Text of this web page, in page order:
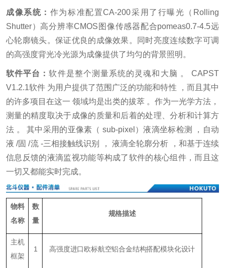
成像系统： 作为标准配置CA-200采用了行曝光（Rolling
Shutter）高分辨率CMOS图像传感器配合pomeas0.7-4.5远
心轮廓镜头。保证优良的成像效果。同时亮度连续数字可调
的高强度背光冷光源为成像提供了均匀的背景照明。
软件平台：软件是整个测量系统的灵魂和大脑 。 CAPST
V1.2.1软件 为用户提供了范围广泛的功能和特性 ，而且其中
的许多项目在这一 领域均是出类的拔萃 。作为一光学方法，
测量的精度取决于成像的质量和后着的处理、分析和计算方
法 。 其中采用的亚像素（ sub-pixel）液滴坐标检测 ，自动
液 /固 /流 -三相接触线识别 ， 液滴全轮廓分析 ，和基于连续
信息反馈的液滴监视功能等构成了软件的核心组件，而且这
一切又都能实时完成。
物料
名称
数
量
规格描述
主机
框架
1 高强度进口欧标航空铝合金结构搭配模块化设计